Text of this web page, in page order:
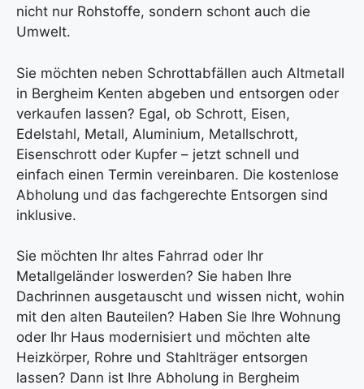
nicht nur Rohstoffe, sondern schont auch die
Umwelt.
Sie möchten neben Schrottabfällen auch Altmetall
in Bergheim Kenten abgeben und entsorgen oder
verkaufen lassen? Egal, ob Schrott, Eisen,
Edelstahl, Metall, Aluminium, Metallschrott,
Eisenschrott oder Kupfer – jetzt schnell und
einfach einen Termin vereinbaren. Die kostenlose
Abholung und das fachgerechte Entsorgen sind
inklusive.
Sie möchten Ihr altes Fahrrad oder Ihr
Metallgeländer loswerden? Sie haben Ihre
Dachrinnen ausgetauscht und wissen nicht, wohin
mit den alten Bauteilen? Haben Sie Ihre Wohnung
oder Ihr Haus modernisiert und möchten alte
Heizkörper, Rohre und Stahlträger entsorgen
lassen? Dann ist Ihre Abholung in Bergheim